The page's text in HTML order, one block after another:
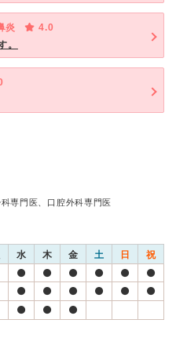
炎
4.0
。
専門医、口腔外科専門医
水 木 金 土 日 祝